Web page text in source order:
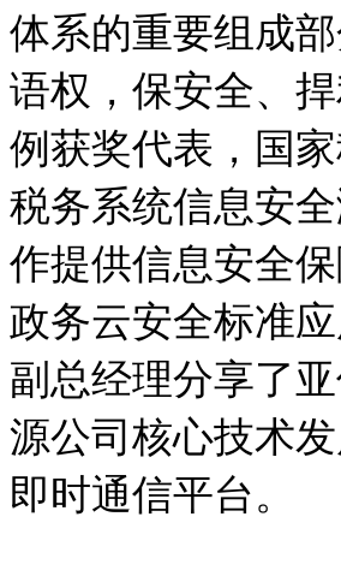
体系的重要组成
语权，保安全、
例获奖代表，国
税务系统信息安
作提供信息安全
政务云安全标准
副总经理分享了
源公司核心技术
即时通信平台。